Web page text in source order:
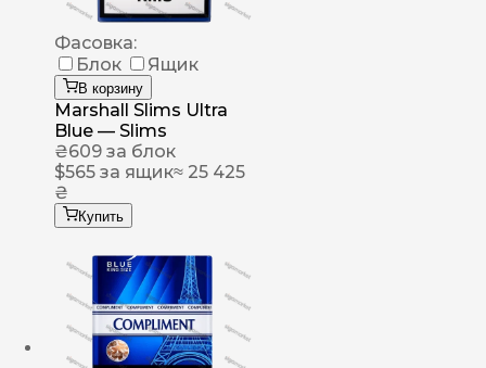
Фасовка:
Блок
Ящик
В корзину
Marshall Slims Ultra
Blue — Slims
₴609 за блок
$565 за ящик≈ 25 425
₴
Купить